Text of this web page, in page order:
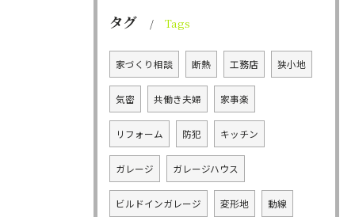
タグ Tags
家づくり相談 断熱 工務店 狭小地
気密 共働き夫婦 家事楽
リフォーム 防犯 キッチン
ガレージ ガレージハウス
ビルドインガレージ 変形地 動線